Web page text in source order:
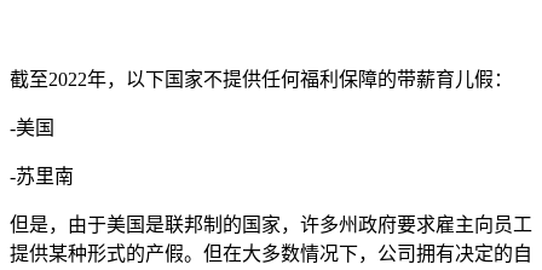
截至2022年，以下国家不提供任何福利保障的带薪育儿假：
-美国
-苏里南
但是，由于美国是联邦制的国家，许多州政府要求雇主向员工
提供某种形式的产假。但在大多数情况下，公司拥有决定的自